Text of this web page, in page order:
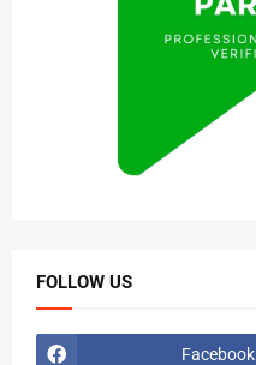
FOLLOW US
Facebook